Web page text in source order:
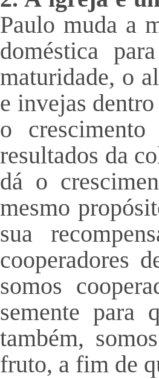
Paulo muda a
doméstica
maturidade, o
e invejas
o
resultados da
dá o
mesmo
sua
cooperadores
somos
semente para
também,
fruto, a fim de